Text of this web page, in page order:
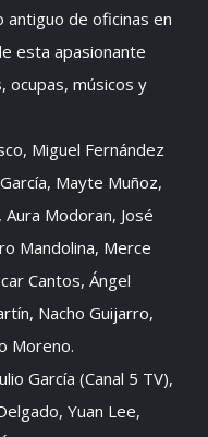
antiguo de oficinas en
esta apasionante
ocupas, músicos y
Miguel Fernández
Mayte Muñoz,
Modoran, José
Mandolina, Merce
Cantos, Ángel
Nacho Guijarro,
Moreno.
García (Canal 5 TV),
Yuan Lee,